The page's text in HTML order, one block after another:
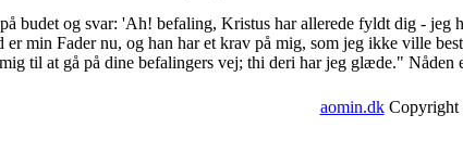
budet og svar: 'Ah! befaling, Kristus har allerede fyldt dig -
min Fader nu, og han har et krav på mig, som jeg ikke ville
til at gå på dine befalingers vej; thi deri har jeg glæde."
aomin.dkCopyright